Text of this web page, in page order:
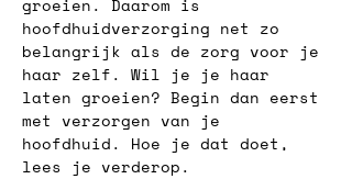
groeien. Daarom is
hoofdhuidverzorging net zo
belangrijk als de zorg voor je
haar zelf. Wil je je haar
laten groeien? Begin dan eerst
met verzorgen van je
hoofdhuid. Hoe je dat doet,
lees je verderop.